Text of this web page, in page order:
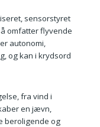
sensorstyret
omfatter flyvende
autonomi,
og kan i krydsord
fra vind i
en jævn,
beroligende og